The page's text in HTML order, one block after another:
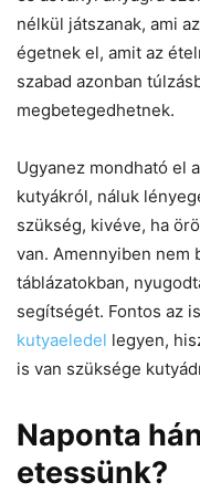
nélkül játszanak, ami
égetnek el, amit az
szabad azonban
megbetegedhetnek.
Ugyanez mondható el
kutyákról, náluk
szükség, kivéve, ha
van. Amennyiben
táblázatokban,
segítségét. Fontos az
kutyaeledel legyen,
is van szüksége
Naponta
etessünk?